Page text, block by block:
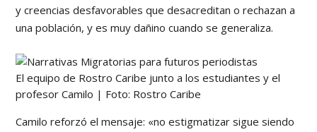
y creencias desfavorables que desacreditan o rechazan a
una población, y es muy dañino cuando se generaliza.
El equipo de Rostro Caribe junto a los estudiantes y el
profesor Camilo | Foto: Rostro Caribe
Camilo reforzó el mensaje: «no estigmatizar sigue siendo